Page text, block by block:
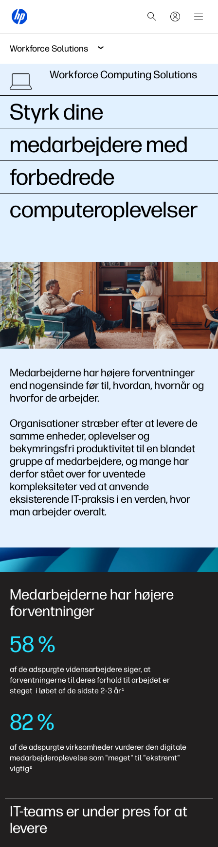
Workforce Solutions
Workforce Computing Solutions
Styrk dine
medarbejdere med
forbedrede
computeroplevelser
Medarbejderne har højere forventninger
end nogensinde før til, hvordan, hvornår og
hvorfor de arbejder.
Organisationer stræber efter at levere de
samme enheder, oplevelser og
bekymringsfri produktivitet til en blandet
gruppe af medarbejdere, og mange har
derfor stået over for uventede
kompleksiteter ved at anvende
eksisterende IT-praksis i en verden, hvor
man arbejder overalt.
Medarbejderne har højere
forventninger
58 %
af de adspurgte vidensarbejdere siger, at
forventningerne til deres forhold til arbejdet er
steget i løbet af de sidste 2-3 år1
82 %
af de adspurgte virksomheder vurderer den digitale
medarbejderoplevelse som "meget" til "ekstremt"
vigtig2
IT-teams er under pres for at
levere